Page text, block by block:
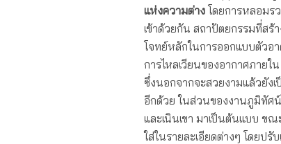
แห่งความต่าง โดยการหลอมร
เข้าด้วยกัน สถาปัตยกรรมที่สร้
โจทย์หลักในการออกแบบตัวอ
การไหลเวียนของอากาศภาย
ซึ่งนอกจากจะสวยงามแล้วยัง
อีกด้วย ในส่วนของงานภูมิทัศ
และเนินเขา มาเป็นต้นแบบ ขณ
ใส่ในรายละเอียดต่างๆ โดย